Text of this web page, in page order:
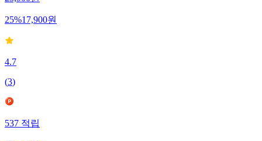
25%17,900원
4.7
(3)
537적립